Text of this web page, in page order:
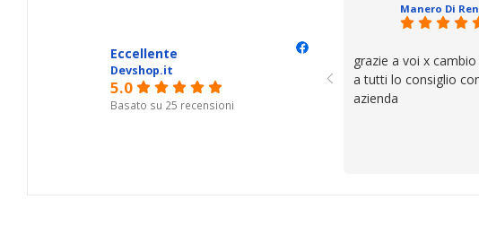
Eccellente
Devshop.it
5.0
Basato su 25 recensioni
Manero Di
grazie a voi x
a tutti lo consiglio
azienda